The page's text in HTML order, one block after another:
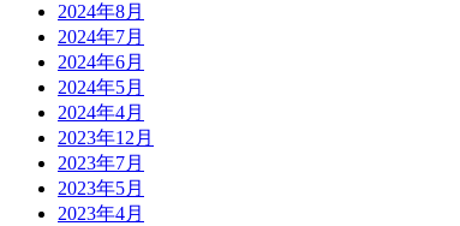
2024年8月
2024年7月
2024年6月
2024年5月
2024年4月
2023年12月
2023年7月
2023年5月
2023年4月